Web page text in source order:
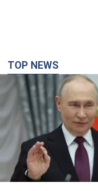
не буде
3 години тому 19,1 т.
Дрони атакували
вибухів було видно
Місцеві активно
2 години тому 3,4 т.
Україна готує